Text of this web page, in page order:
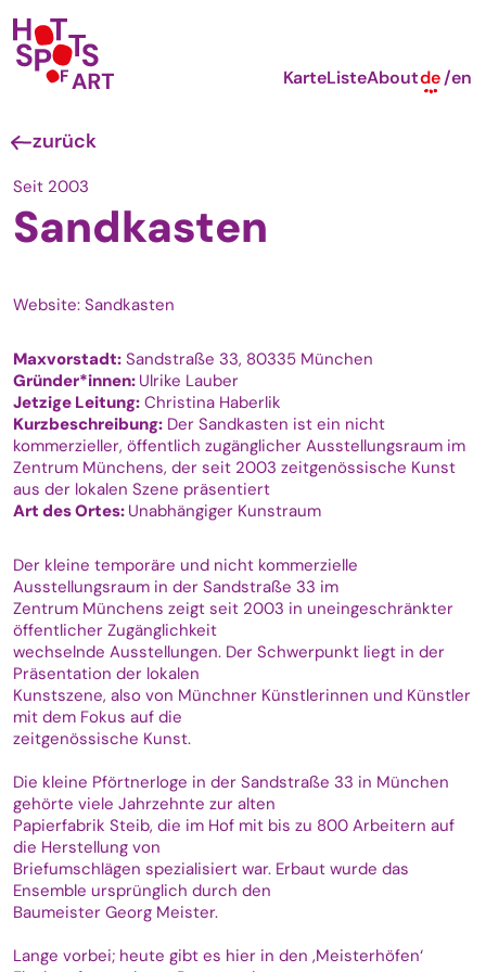
KarteListeAboutde en
zurück
Seit 2003
Sandkasten
Website: Sandkasten
Maxvorstadt: Sandstraße 33, 80335 München
Gründer*innen: Ulrike Lauber
Jetzige Leitung: Christina Haberlik
Kurzbeschreibung: Der Sandkasten ist ein nicht
kommerzieller, öffentlich zugänglicher Ausstellungsraum im
Zentrum Münchens, der seit 2003 zeitgenössische Kunst
aus der lokalen Szene präsentiert
Art des Ortes: Unabhängiger Kunstraum
Der kleine temporäre und nicht kommerzielle
Ausstellungsraum in der Sandstraße 33 im
Zentrum Münchens zeigt seit 2003 in uneingeschränkter
öffentlicher Zugänglichkeit
wechselnde Ausstellungen. Der Schwerpunkt liegt in der
Präsentation der lokalen
Kunstszene, also von Münchner Künstlerinnen und Künstler
mit dem Fokus auf die
zeitgenössische Kunst.
Die kleine Pförtnerloge in der Sandstraße 33 in München
gehörte viele Jahrzehnte zur alten
Papierfabrik Steib, die im Hof mit bis zu 800 Arbeitern auf
die Herstellung von
Briefumschlägen spezialisiert war. Erbaut wurde das
Ensemble ursprünglich durch den
Baumeister Georg Meister.
Lange vorbei; heute gibt es hier in den ‚Meisterhöfen‘